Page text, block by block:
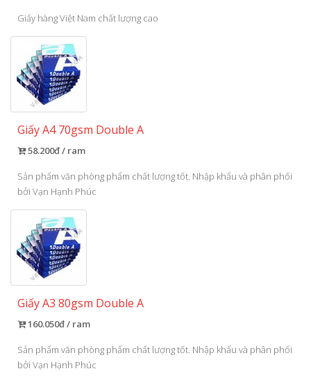
Giấy hàng Việt Nam chất lượng cao
Giấy A4 70gsm Double A
58.200đ / ram
Sản phẩm văn phòng phẩm chất lượng tốt. Nhập khẩu và phân phối
bởi Vạn Hạnh Phúc
Giấy A3 80gsm Double A
160.050đ / ram
Sản phẩm văn phòng phẩm chất lượng tốt. Nhập khẩu và phân phối
bởi Vạn Hạnh Phúc